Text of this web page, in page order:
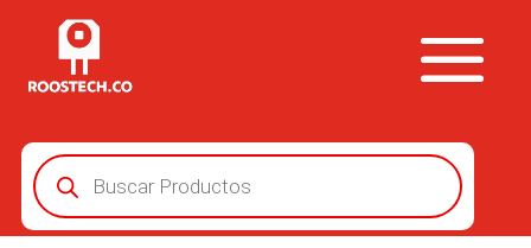
Búsqueda
de
productos